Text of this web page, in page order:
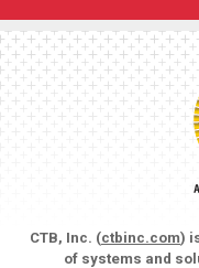
CTB, Inc. (ctbinc.com)
of systems and